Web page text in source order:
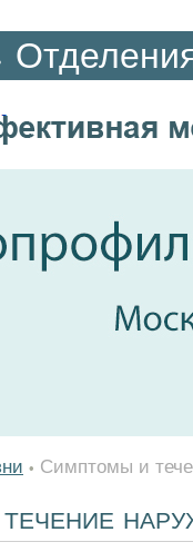
• Симптомы и